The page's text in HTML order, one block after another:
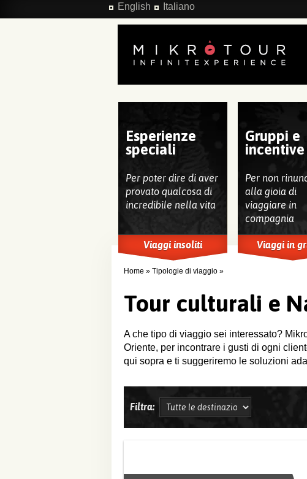
Salta al contenuto principaleEnglish Italiano
Home » Tipologie di viaggio »
Esperienze
speciali
Per poter dire di aver
provato qualcosa di
incredibile nella vita
Viaggi insoliti
Gruppi e
incentive
Per non
alla gioia di
viaggiare in
compagnia
Viaggi in
Tour culturali e
A che tipo di viaggio sei interessato?
Oriente, per incontrare i gusti di ogni
qui sopra e ti suggeriremo le soluzioni
Filtra: